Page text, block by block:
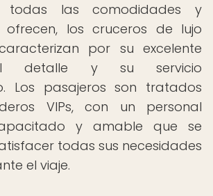
todas las comodidades y
ofrecen, los cruceros de lujo
por su excelente
detalle y su servicio
Los pasajeros son tratados
VIPs, con un personal
y amable que se
todas sus necesidades
el viaje.